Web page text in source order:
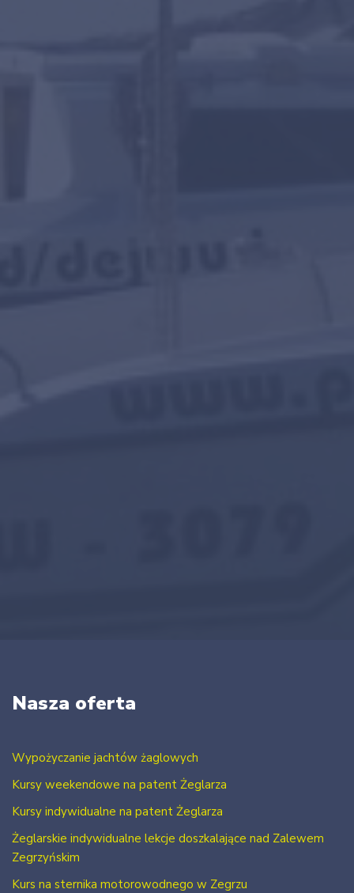
Nasza oferta
Wypożyczanie jachtów żaglowych
Kursy weekendowe na patent Żeglarza
Kursy indywidualne na patent Żeglarza
Żeglarskie indywidualne lekcje doszkalające nad Zalewem
Zegrzyńskim
Kurs na sternika motorowodnego w Zegrzu